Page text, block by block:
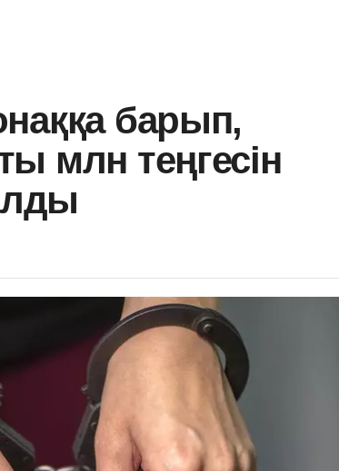
барып,
млн теңгесін